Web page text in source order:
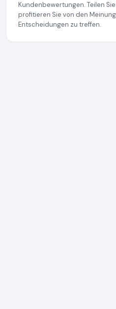
Kundenbewertungen. Teilen
profitieren Sie von den
Entscheidungen zu treffen.